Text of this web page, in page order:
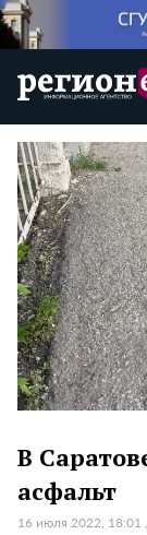
В
асфальт
16 июля 2022, 18:01